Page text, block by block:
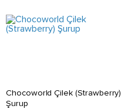
Chocoworld Çilek (Strawberry)
Şurup